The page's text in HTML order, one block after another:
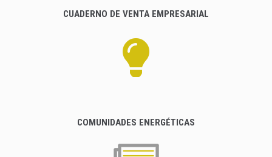
CUADERNO DE VENTA EMPRESARIAL
COMUNIDADES ENERGÉTICAS